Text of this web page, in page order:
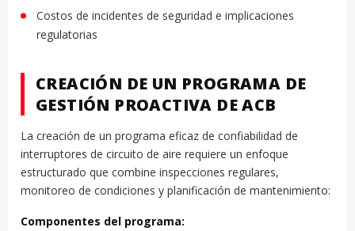
Costos de incidentes de seguridad e implicaciones
regulatorias
CREACIÓN DE UN PROGRAMA DE
GESTIÓN PROACTIVA DE ACB
La creación de un programa eficaz de confiabilidad de
interruptores de circuito de aire requiere un enfoque
estructurado que combine inspecciones regulares,
monitoreo de condiciones y planificación de mantenimiento:
Componentes del programa: